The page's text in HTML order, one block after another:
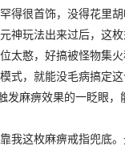
得很首饰，没得花里
神玩法出来过后，这
太憨，好搞被怪物集
式，就能没毛病搞定
发麻痹效果的一眨眼
我这枚麻痹戒指兜底